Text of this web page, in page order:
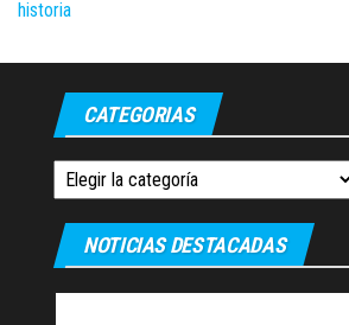
CATEGORIAS
Categorias
NOTICIAS DESTACADAS